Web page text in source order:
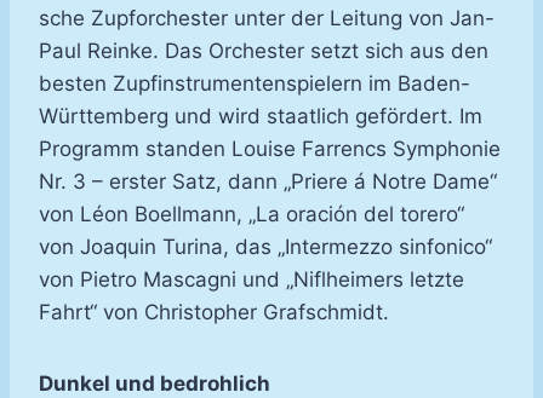
sche Zupfor­ches­ter un­ter der Lei­tung von Jan-​
Paul Rein­ke. Das Or­ches­ter setzt sich aus den
bes­ten Zupf­in­stru­men­ten­spie­lern im Ba­den-​
Würt­tem­berg und wird staat­lich ge­för­dert. Im
Pro­gramm stan­den Loui­se Far­rencs Sym­pho­nie
Nr. 3 – ers­ter Satz, dann „Prie­re á Not­re Da­me“
von Léon Bo­ell­mann, „La ora­ción del to­re­ro“
von Jo­a­quin Tu­ri­na, das „In­ter­mez­zo sin­fo­ni­co“
von Pie­tro Masca­gni und „Nif­lhei­mers letz­te
Fahrt“ von Chris­to­pher Graf­schmidt.
Dun­kel und be­droh­lich